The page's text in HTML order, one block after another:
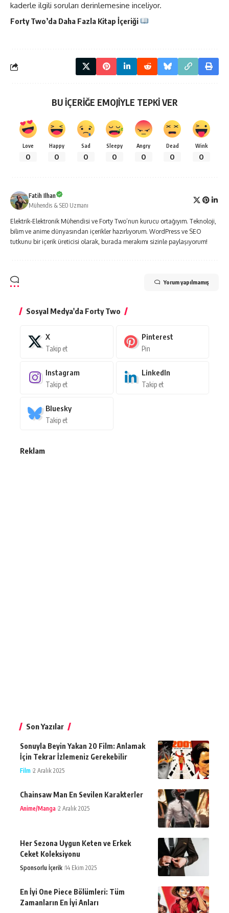
kaderle ilgili soruları derinlemesine inceliyor.
Forty Two’da Daha Fazla Kitap İçeriği
BU İÇERİĞE EMOJİYLE TEPKİ VER
Love
0
Happy
0
Sad
0
Sleepy
0
Angry
0
Dead
0
Wink
0
Fatih Ilhan
Mühendis & SEO Uzmanı
Elektrik-Elektronik Mühendisi ve Forty Two’nun kurucu ortağıyım. Teknoloji,
bilim ve anime dünyasından içerikler hazırlıyorum. WordPress ve SEO
tutkunu bir içerik üreticisi olarak, burada merakımı sizinle paylaşıyorum!
Yorum yapılmamış
Sosyal Medya'da Forty Two
X
Takip et
Pinterest
Pin
Instagram
Takip et
LinkedIn
Takip et
Bluesky
Takip et
Reklam
Son Yazılar
Sonuyla Beyin Yakan 20 Film: Anlamak
İçin Tekrar İzlemeniz Gerekebilir
Film 2 Aralık 2025
Chainsaw Man En Sevilen Karakterler
Anime/Manga 2 Aralık 2025
Her Sezona Uygun Keten ve Erkek
Ceket Koleksiyonu
Sponsorlu İçerik 14 Ekim 2025
En İyi One Piece Bölümleri: Tüm
Zamanların En İyi Anları